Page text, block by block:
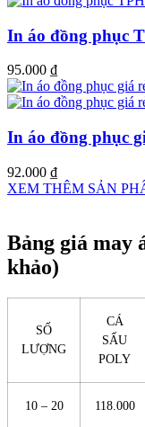
In áo đồng phục
95.000 ₫
In áo đồng phục
92.000 ₫
XEM THÊM SẢN
Bảng giá may
khảo)
SỐ
LƯỢNG
CÁ
SẤU
POLY
10 – 20 118.000